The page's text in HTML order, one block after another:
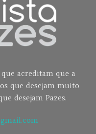
acreditam que a
que desejam muito
desejam Pazes.